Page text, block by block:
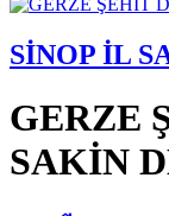
SİNOP İL
GERZE
SAKİN